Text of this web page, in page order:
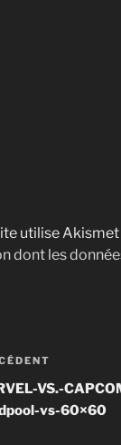
utilise
dont les
VS.-
vs-60×60